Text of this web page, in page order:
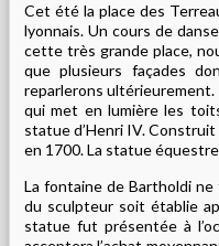
Cet été la place des
lyonnais. Un cours de
cette très grande place,
que plusieurs façades
reparlerons ultérieurement.
qui met en lumière les
statue d’Henri IV.
en 1700. La statue
La fontaine de Bartholdi ne
du sculpteur soit établie
statue fut présentée à